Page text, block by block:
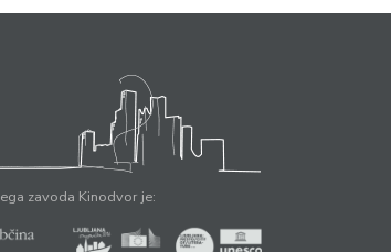
zavoda Kinodvor je: